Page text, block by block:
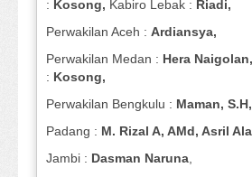
: Kosong, Kabiro Lebak : Riadi,
Perwakilan Aceh : Ardiansya,
Perwakilan Medan : Hera Naigolan,
: Kosong,
Perwakilan Bengkulu : Maman, S.H,
Padang : M. Rizal A, AMd, Asril
Jambi : Dasman Naruna,